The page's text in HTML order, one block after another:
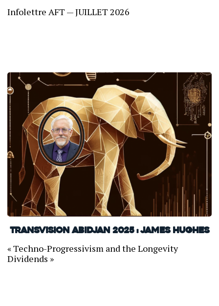
Infolettre AFT — JUILLET 2026
TransVision Abidjan 2025 : James Hughes
« Techno-Progressivism and the Longevity
Dividends »